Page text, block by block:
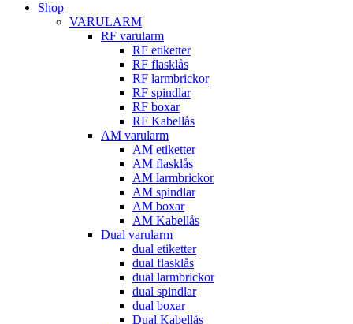
Shop
VARULARM
RF varularm
RF etiketter
RF flasklås
RF larmbrickor
RF spindlar
RF boxar
RF Kabellås
AM varularm
AM etiketter
AM flasklås
AM larmbrickor
AM spindlar
AM boxar
AM Kabellås
Dual varularm
dual etiketter
dual flasklås
dual larmbrickor
dual spindlar
dual boxar
Dual Kabellås